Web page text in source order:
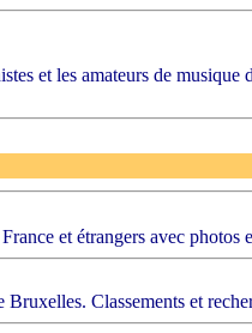
et les amateurs de
et étrangers avec photos
Classements et